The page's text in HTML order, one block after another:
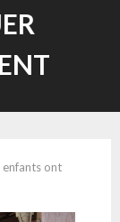
enfants ont